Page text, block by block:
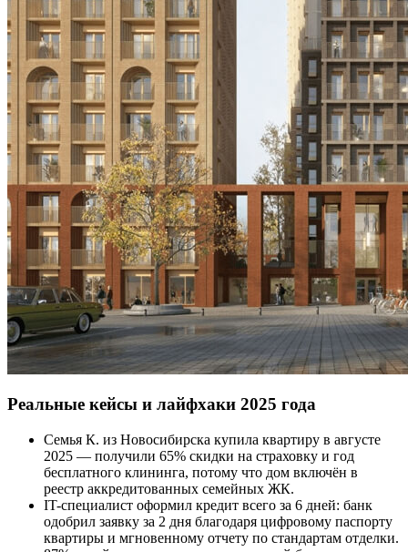
Реальные кейсы и лайфхаки 2025 года
Семья К. из Новосибирска купила квартиру в августе
2025 — получили 65% скидки на страховку и год
бесплатного клининга, потому что дом включён в
реестр аккредитованных семейных ЖК.
IT-специалист оформил кредит всего за 6 дней: банк
одобрил заявку за 2 дня благодаря цифровому паспорту
квартиры и мгновенному отчету по стандартам отделки.